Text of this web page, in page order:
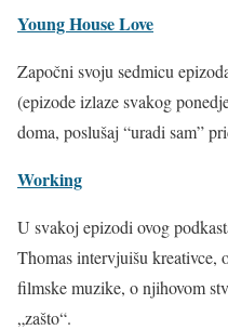
Young House Love
Započni svoju sedmicu
(epizode izlaze svakog
doma, poslušaj “uradi sam”
Working
U svakoj epizodi ovog
Thomas intervjuišu kreativce,
filmske muzike, o njihovom
„zašto“.